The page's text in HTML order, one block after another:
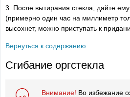
3. После вытирания стекла, дайте
(примерно один час на миллиметр
высохнет, можно приступать к
Вернуться к содержанию
Сгибание оргстекла
Внимание! Во избежание